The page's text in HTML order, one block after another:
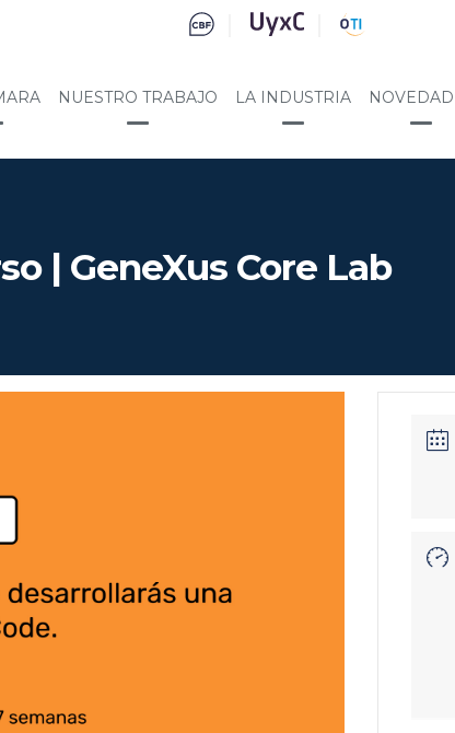
NUESTRO TRABAJO LA INDUSTRIA
| GeneXus Core Lab